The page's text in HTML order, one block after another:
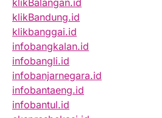
klikBalangan.id
klikBandung.id
klikbanggai.id
infobangkalan.id
infobangli.id
infobanjarnegara.id
infobantaeng.id
infobantul.id